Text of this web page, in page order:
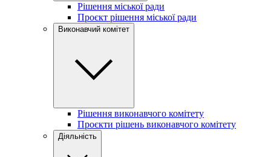
Рішення міської ради
Проєкт рішення міської ради
Виконавчий комітет
Рішення виконавчого комітету
Проєкти рішень виконавчого комітету
Діяльність